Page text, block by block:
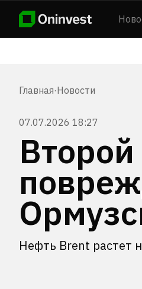
Главная·Новости
07.07.2026 18:27
Нефть Brent растет